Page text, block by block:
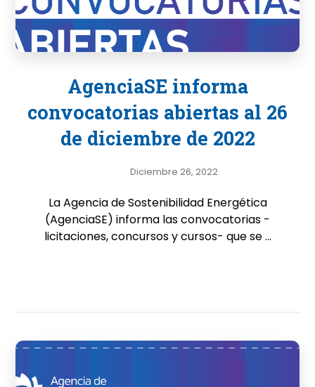
AgenciaSE informa
convocatorias abiertas al 26
de diciembre de 2022
Diciembre 26, 2022
La Agencia de Sostenibilidad Energética
(AgenciaSE) informa las convocatorias -
licitaciones, concursos y cursos- que se ...